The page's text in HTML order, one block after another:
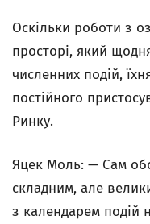
Оскільки роботи з
просторі, який
численних подій,
постійного
Ринку.
Яцек Моль: — Сам
складним, але
з календарем